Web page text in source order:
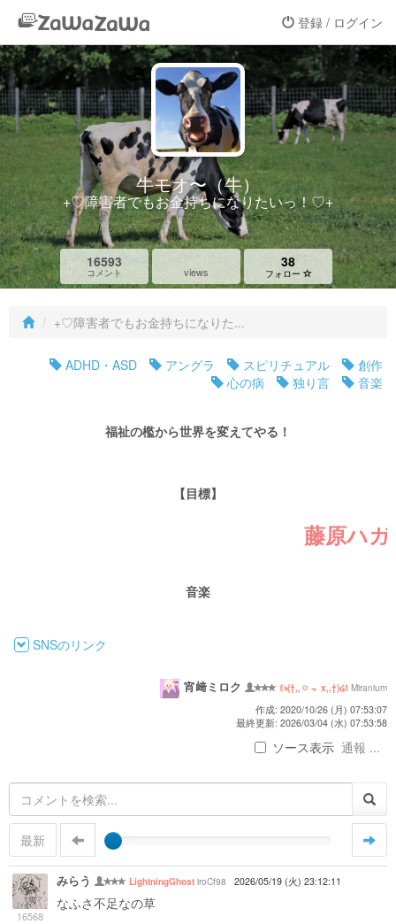
登録 / ログイン
牛モオ〜（牛）
+♡障害者でもお金持ちになりたいっ！♡+
16593
コメント views
38
フォロー
+♡障害者でもお金持ちになりた...
ADHD・ASD アングラ スピリチュアル
創作
心の病
独り言 音楽
福祉の檻から世界を変えてやる！
【目標】
藤原ハガネ
音楽
SNSのリンク
宵﨑ミロク ꒰ঌ(†,,ㅇ﹃ x,,†)໒꒱ Miranium
作成: 2020/10/26 (月) 07:53:07
最終更新: 2026/03/04 (水) 07:53:58
ソース表示 通報 ...
最新
16568
みらう LightningGhost iroCf98 2026/05/19 (火) 23:12:11
なふさ不足なの草